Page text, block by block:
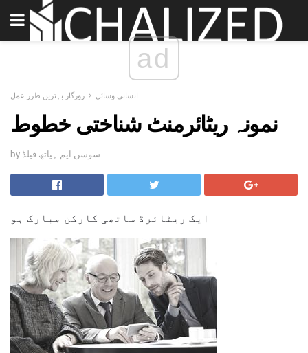
ad
انسانی وسائل روزگار بہترین طرز عمل
نمونہ ریٹائرمنٹ شناختی خطوط
by سوسن ایم ہیاتھ فیلڈ
ایک ریٹائرڈ ساتھی کارکن مبارک ہو